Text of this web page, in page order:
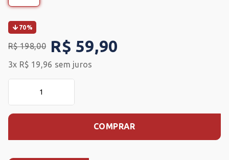
70%
R$ 198,00 R$ 59,90
3x R$ 19,96 sem juros
COMPRAR